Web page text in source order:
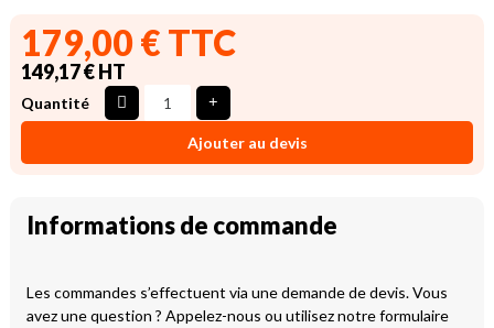
179,00 € TTC
149,17 € HT
Quantité
Ajouter au devis
Informations de commande
Les commandes s’effectuent via une demande de devis. Vous
avez une question ? Appelez-nous ou utilisez notre formulaire